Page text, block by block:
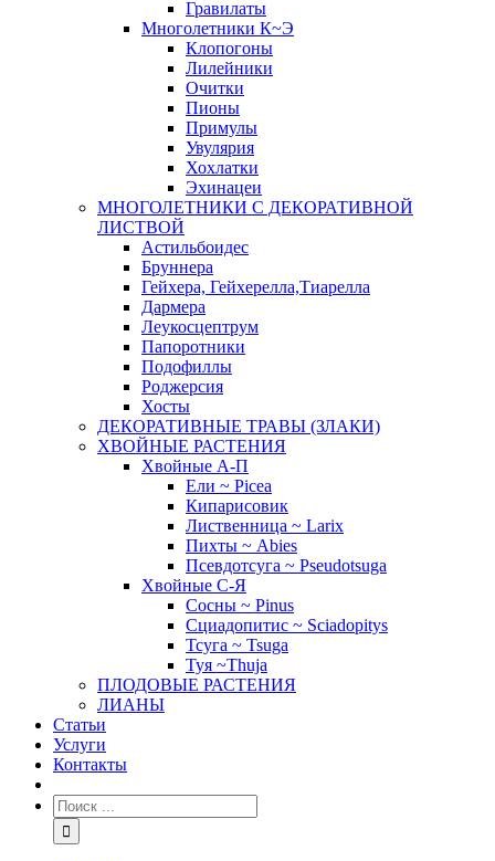
Гравилаты
Многолетники К~Э
Клопогоны
Лилейники
Очитки
Пионы
Примулы
Увулярия
Хохлатки
Эхинацеи
МНОГОЛЕТНИКИ С ДЕКОРАТИВНОЙ
ЛИСТВОЙ
Астильбоидес
Бруннера
Гейхера, Гейхерелла,Тиарелла
Дармера
Леукосцептрум
Папоротники
Подофиллы
Роджерсия
Хосты
ДЕКОРАТИВНЫЕ ТРАВЫ (ЗЛАКИ)
ХВОЙНЫЕ РАСТЕНИЯ
Хвойные А-П
Ели ~ Picea
Кипарисовик
Лиственница ~ Larix
Пихты ~ Abies
Псевдотсуга ~ Pseudotsuga
Хвойные С-Я
Сосны ~ Pinus
Сциадопитис ~ Sciadopitys
Тсуга ~ Tsuga
Туя ~Thuja
ПЛОДОВЫЕ РАСТЕНИЯ
ЛИАНЫ
Статьи
Услуги
Контакты